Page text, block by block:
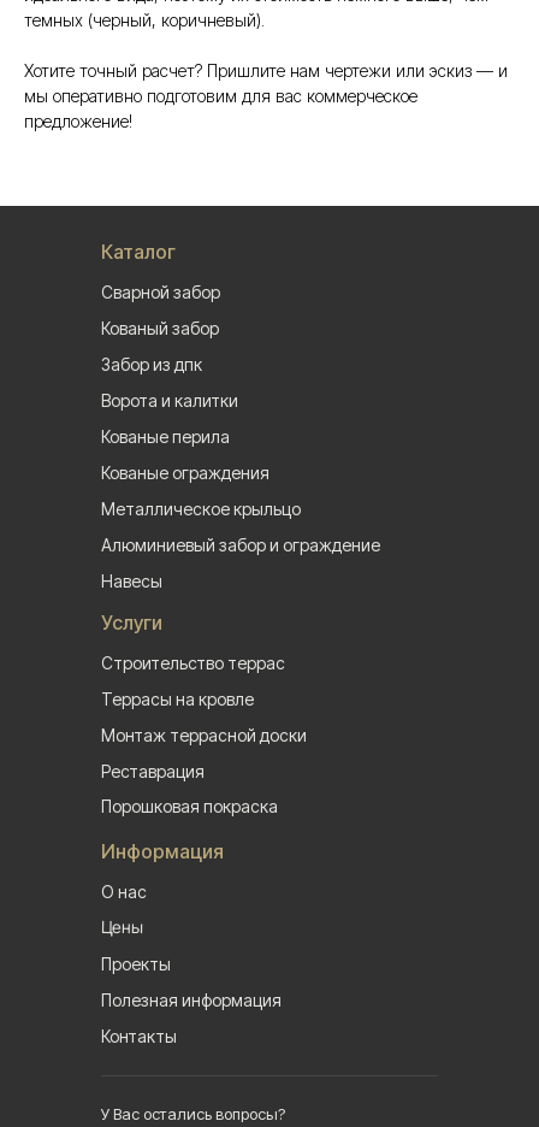
темных (черный, коричневый).
Хотите точный расчет? Пришлите нам чертежи или эскиз — и
мы оперативно подготовим для вас коммерческое
предложение!
Каталог
Сварной забор
Кованый забор
Забор из дпк
Ворота и калитки
Металлическое крыльцо
Навесы
Алюминиевый забор и ограждение
Кованые ограждения
Кованые перила
Строительство террас
Террасы на кровле
Монтаж террасной доски
Реставрация
Порошковая покраска
Услуги
Информация
О нас
Цены
Проекты
Полезная информация
Контакты
У Вас остались вопросы?